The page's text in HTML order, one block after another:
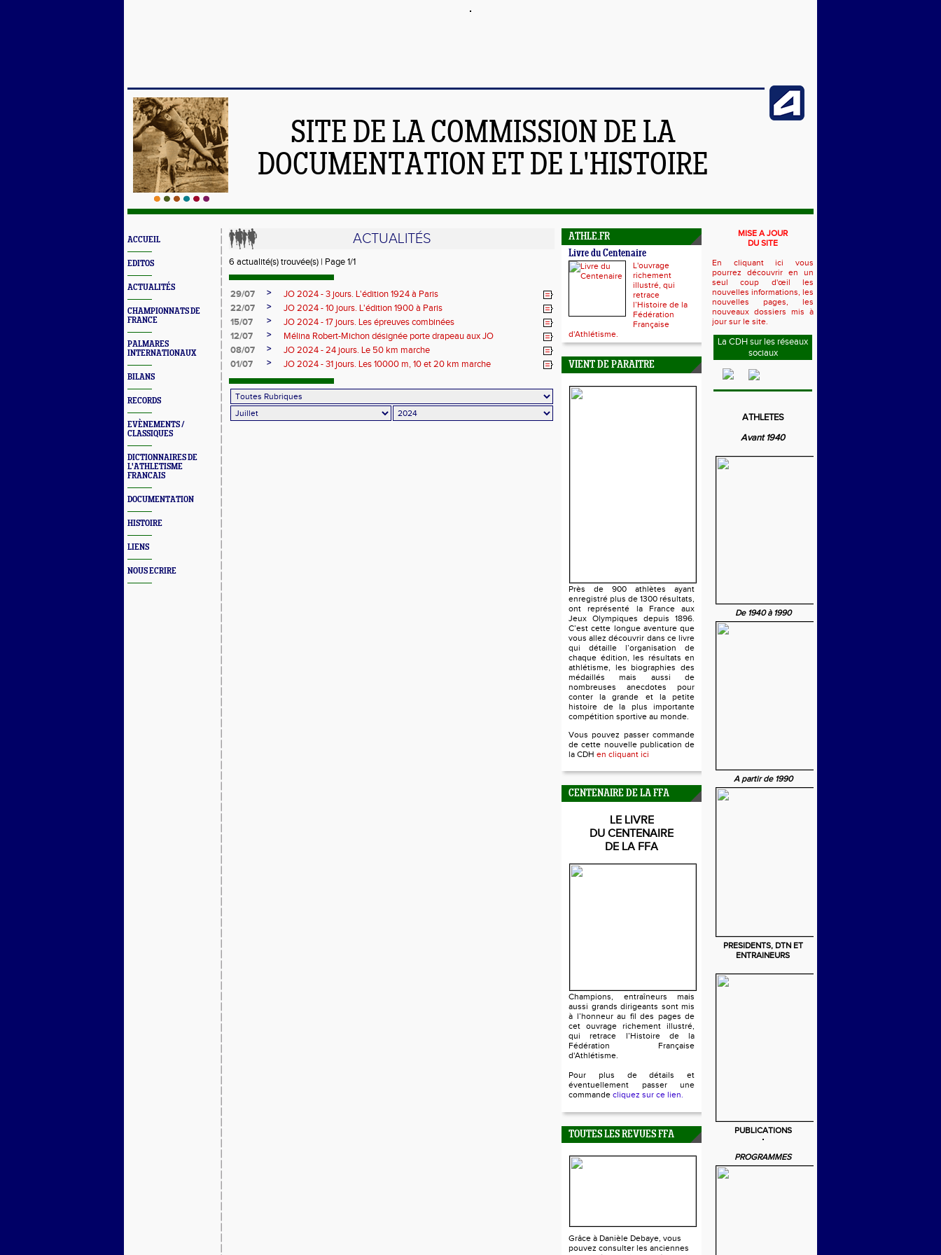
SITE DE LA COMMISSION DE LA
DOCUMENTATION ET DE L'HISTOIRE
ACCUEIL
EDITOS
ACTUALITÉS
CHAMPIONNATS DE
FRANCE
PALMARES
INTERNATIONAUX
BILANS
RECORDS
EVÈNEMENTS /
CLASSIQUES
DICTIONNAIRES DE
L'ATHLETISME
FRANCAIS
DOCUMENTATION
HISTOIRE
LIENS
NOUS ECRIRE
ACTUALITÉS
6 actualité(s) trouvée(s) | Page 1/1
29/07 >
JO 2024 - 3 jours. L'édition 1924 à Paris
22/07
>
JO 2024 - 10 jours. L'édition 1900 à Paris
15/07
>
JO 2024 - 17 jours. Les épreuves combinées
12/07
>
Mélina Robert-Michon désignée porte drapeau aux JO
08/07
>
JO 2024 - 24 jours. Le 50 km marche
01/07
> JO 2024 - 31 jours. Les 10000 m, 10 et 20 km marche
ATHLE.FR
Livre du Centenaire
L'ouvrage
richement
illustré, qui
retrace
l’Histoire de la
Fédération
Française
d'Athlétisme.
VIENT DE PARAITRE
Près de 900 athlètes ayant
enregistré plus de 1300 résultats,
ont représenté la France aux
Jeux Olympiques depuis 1896.
C’est cette longue aventure que
vous allez découvrir dans ce livre
qui détaille l’organisation de
chaque édition, les résultats en
athlétisme, les biographies des
médaillés mais aussi de
nombreuses anecdotes pour
conter la grande et la petite
histoire de la plus importante
compétition sportive au monde.
Vous pouvez passer commande
de cette nouvelle publication de
la CDH en cliquant ici
CENTENAIRE DE LA FFA
LE LIVRE
DU CENTENAIRE
DE LA FFA
Champions, entraîneurs mais
aussi grands dirigeants sont mis
à l’honneur au fil des pages de
cet ouvrage richement illustré,
qui retrace l’Histoire de la
Fédération Française
d'Athlétisme.
Pour plus de détails et
éventuellement passer une
commande cliquez sur ce lien.
TOUTES LES REVUES FFA
Grâce à Danièle Debaye, vous
pouvez consulter les anciennes
MISE A JOUR
DU SITE
En cliquant ici vous
pourrez découvrir en un
seul coup d'œil les
nouvelles informations, les
nouvelles pages, les
nouveaux dossiers mis à
jour sur le site.
La CDH sur les réseaux
sociaux
ATHLETES
Avant 1940
De 1940 à 1990
A partir de 1990
PRESIDENTS, DTN ET
ENTRAINEURS
PUBLICATIONS
PROGRAMMES